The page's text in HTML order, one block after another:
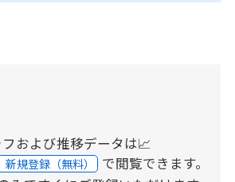
および推移データは📈
新規登録（無料） で閲覧できます。